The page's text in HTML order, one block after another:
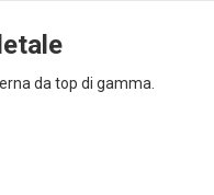
da top di gamma.